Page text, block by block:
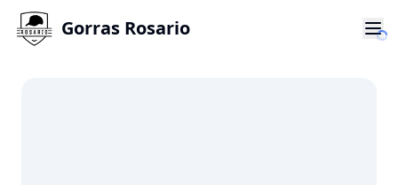
Gorras Rosario